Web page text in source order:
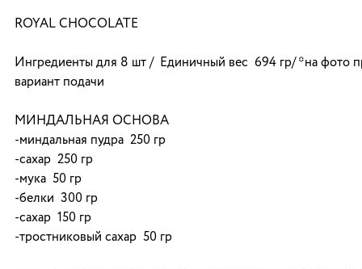
ROYAL СHOCOLATE
Ингредиенты для 8 шт / Единичный вес 694 гр/ *на фото
вариант подачи
МИНДАЛЬНАЯ ОСНОВА
-миндальная пудра 250 гр
-сахар 250 гр
-мука 50 гр
-белки 300 гр
-сахар 150 гр
-тростниковый сахар 50 гр